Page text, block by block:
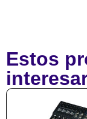
Estos